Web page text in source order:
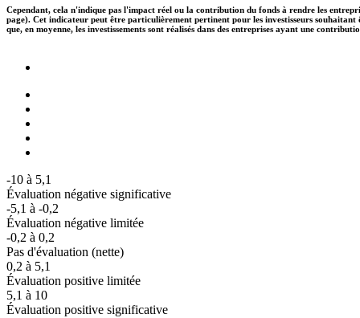
Cependant, cela n'indique pas l'impact réel ou la contribution du fonds à rendre les
page). Cet indicateur peut être particulièrement pertinent pour les investisseurs
que, en moyenne, les investissements sont réalisés dans des entreprises ayant une
-10 à 5,1
Évaluation négative significative
-5,1 à -0,2
Évaluation négative limitée
-0,2 à 0,2
Pas d'évaluation (nette)
0,2 à 5,1
Évaluation positive limitée
5,1 à 10
Évaluation positive significative